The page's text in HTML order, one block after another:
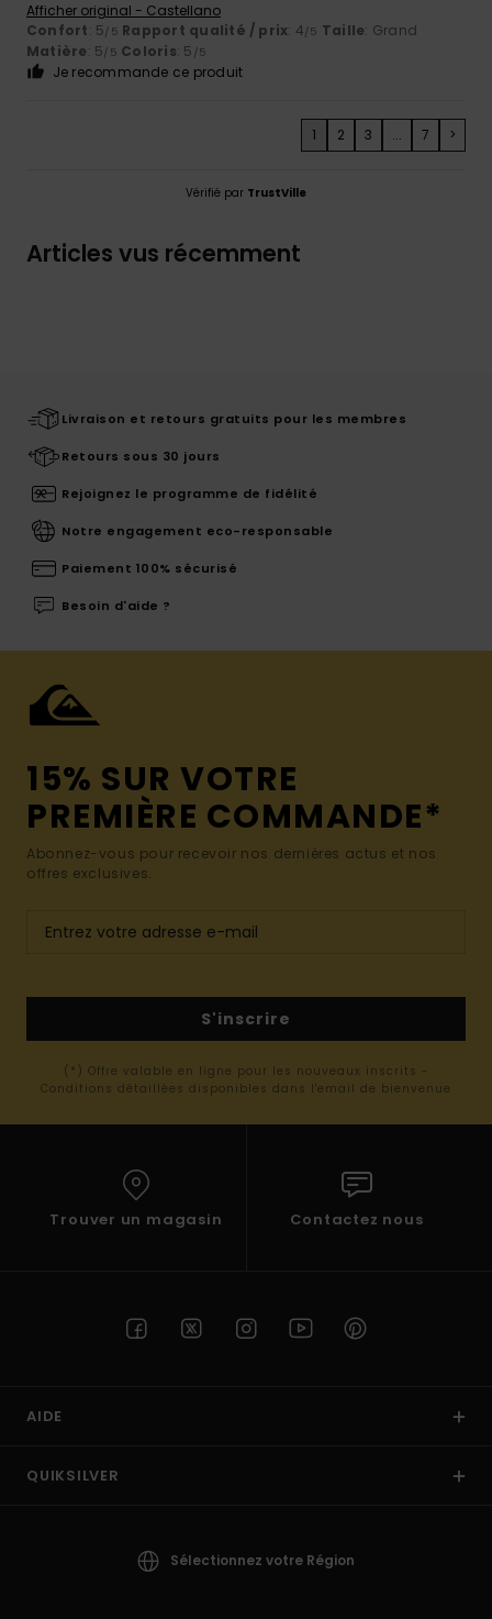
Afficher original - Castellano
Confort: 5/5 Rapport qualité / prix: 4/5 Taille: Grand
Matière: 5/5 Coloris: 5 /5
Je recommande ce produit
1 2 3 ... 7 >
Vérifié par TrustVille
Articles vus récemment
Livraison et retours gratuits pour les membres
Retours sous 30 jours
Rejoignez le programme de fidélité
Notre engagement eco-responsable
Paiement 100% sécurisé
Besoin d'aide ?
15% SUR VOTRE
PREMIÈRE COMMANDE*
Abonnez-vous pour recevoir nos dernières actus et nos
offres exclusives.
S'inscrire
(*) Offre valable en ligne pour les nouveaux inscrits -
Conditions détaillées disponibles dans l'email de bienvenue
Trouver un magasin Contactez nous
AIDE
QUIKSILVER
Sélectionnez votre Région